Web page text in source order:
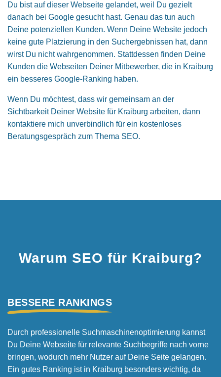
Du bist auf dieser Webseite gelandet, weil Du gezielt
danach bei Google gesucht hast. Genau das tun auch
Deine potenziellen Kunden. Wenn Deine Website jedoch
keine gute Platzierung in den Suchergebnissen hat, dann
wirst Du nicht wahrgenommen. Stattdessen finden Deine
Kunden die Webseiten Deiner Mitbewerber, die in Kraiburg
ein besseres Google-Ranking haben.
Wenn Du möchtest, dass wir gemeinsam an der
Sichtbarkeit Deiner Website für Kraiburg arbeiten, dann
kontaktiere mich unverbindlich für ein kostenloses
Beratungsgespräch zum Thema SEO.
Warum SEO für Kraiburg?
BESSERE RANKINGS
Durch professionelle Suchmaschinen­optimierung kannst
Du Deine Webseite für relevante Suchbegriffe nach vorne
bringen, wodurch mehr Nutzer auf Deine Seite gelangen.
Ein gutes Ranking ist in Kraiburg besonders wichtig, da